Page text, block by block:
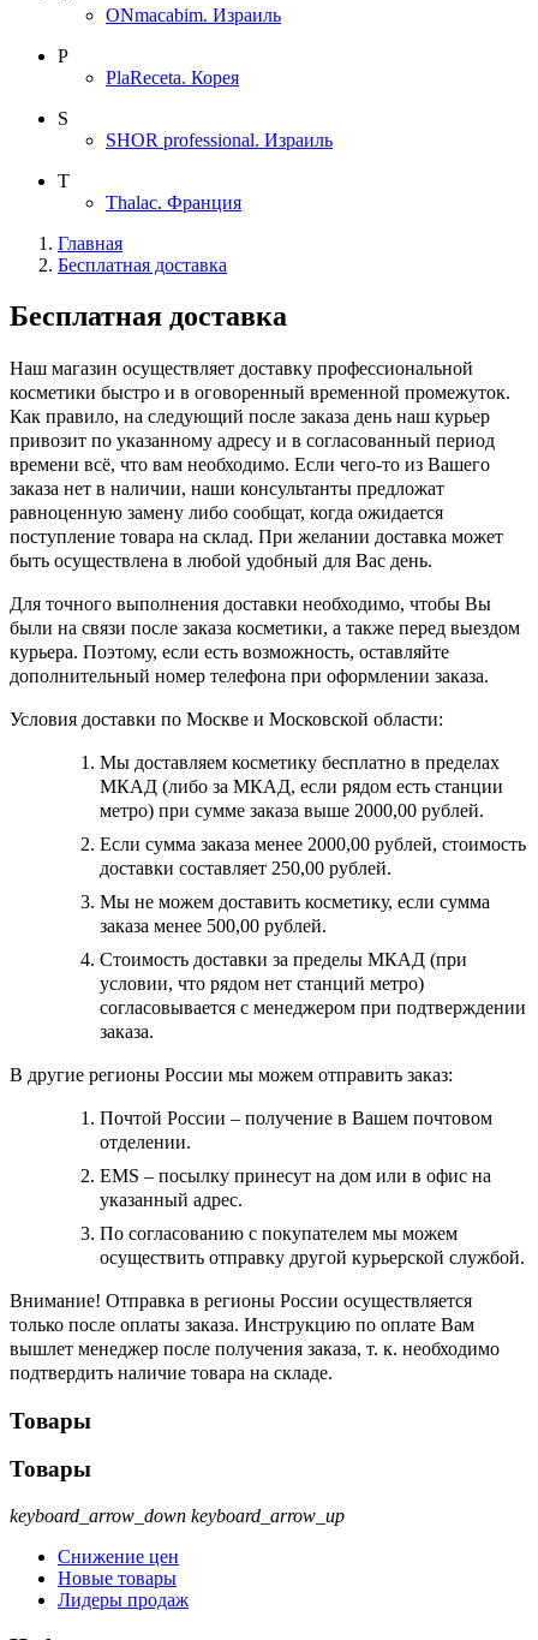
ONmacabim. Израиль
P
PlaReceta. Корея
S
SHOR professional. Израиль
T
Thalac. Франция
Главная
Бесплатная доставка
Бесплатная доставка
Наш магазин осуществляет доставку профессиональной
косметики быстро и в оговоренный временной промежуток.
Как правило, на следующий после заказа день наш курьер
привозит по указанному адресу и в согласованный период
времени всё, что вам необходимо. Если чего-то из Вашего
заказа нет в наличии, наши консультанты предложат
равноценную замену либо сообщат, когда ожидается
поступление товара на склад. При желании доставка может
быть осуществлена в любой удобный для Вас день.
Для точного выполнения доставки необходимо, чтобы Вы
были на связи после заказа косметики, а также перед выездом
курьера. Поэтому, если есть возможность, оставляйте
дополнительный номер телефона при оформлении заказа.
Условия доставки по Москве и Московской области:
Мы доставляем косметику бесплатно в пределах
МКАД (либо за МКАД, если рядом есть станции
метро) при сумме заказа выше 2000,00 рублей.
Если сумма заказа менее 2000,00 рублей, стоимость
доставки составляет 250,00 рублей.
Мы не можем доставить косметику, если сумма
заказа менее 500,00 рублей.
Стоимость доставки за пределы МКАД (при
условии, что рядом нет станций метро)
согласовывается с менеджером при подтверждении
заказа.
В другие регионы России мы можем отправить заказ:
Почтой России – получение в Вашем почтовом
отделении.
EMS – посылку принесут на дом или в офис на
указанный адрес.
По согласованию с покупателем мы можем
осуществить отправку другой курьерской службой.
Внимание! Отправка в регионы России осуществляется
только после оплаты заказа. Инструкцию по оплате Вам
вышлет менеджер после получения заказа, т. к. необходимо
подтвердить наличие товара на складе.
Товары
Товары
keyboard_arrow_down keyboard_arrow_up
Снижение цен
Новые товары
Лидеры продаж